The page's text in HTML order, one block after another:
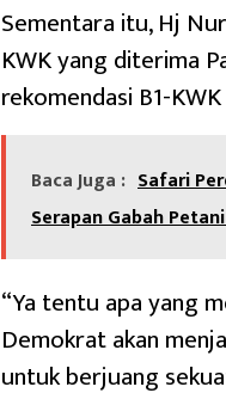
Sementara itu, Hj
KWK yang diterima
rekomendasi B1-
Baca Juga : Safari
Serapan Gabah
“Ya tentu apa yang
Demokrat akan
untuk berjuang